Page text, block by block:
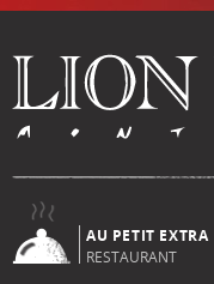
AU PETIT EXTRA
RESTAURANT